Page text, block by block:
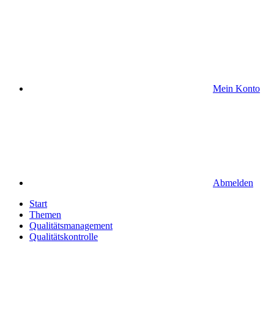
Mein Konto
Abmelden
Start
Themen
Qualitätsmanagement
Qualitätskontrolle